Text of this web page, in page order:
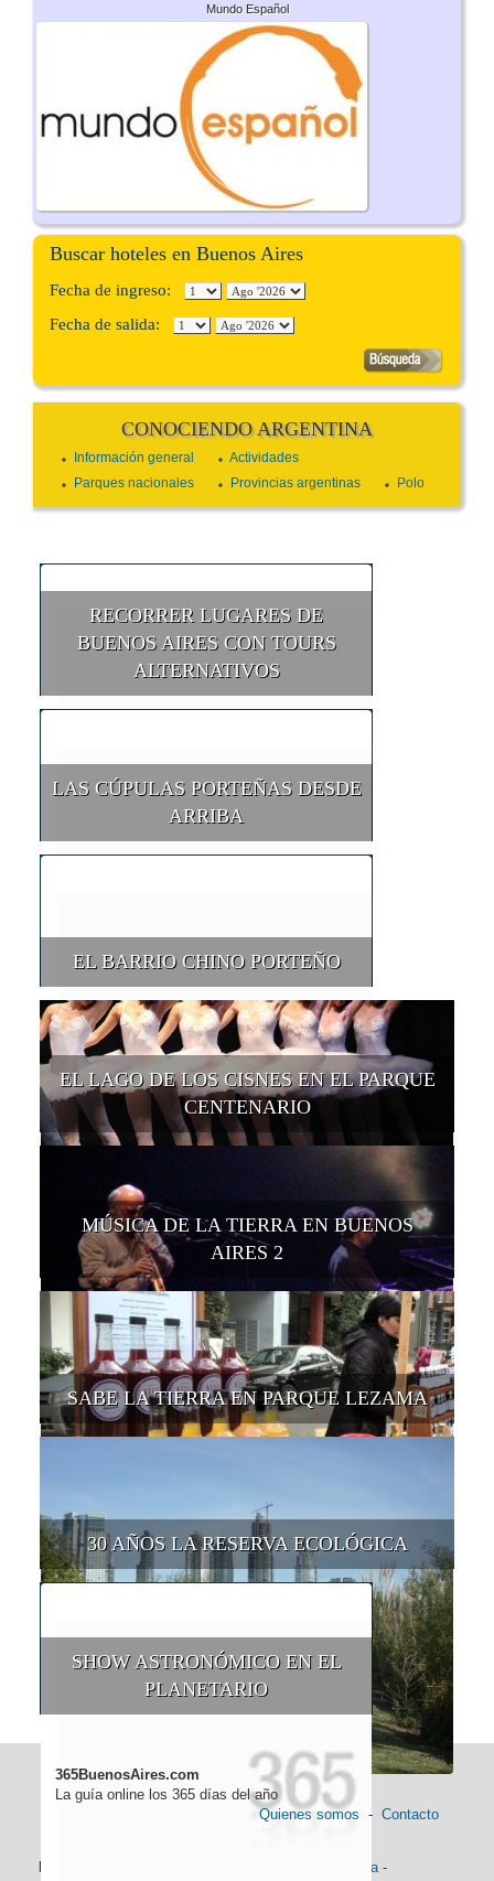
Mundo Español
Buscar hoteles en Buenos Aires
Fecha de ingreso:
Fecha de salida:
CONOCIENDO ARGENTINA
Información general
Actividades
Parques nacionales
Provincias argentinas Polo
RECORRER LUGARES DE
BUENOS AIRES CON TOURS
ALTERNATIVOS
LAS CÚPULAS PORTEÑAS DESDE
ARRIBA
EL BARRIO CHINO PORTEÑO
EL LAGO DE LOS CISNES EN EL PARQUE
CENTENARIO
MÚSICA DE LA TIERRA EN BUENOS
AIRES 2
SABE LA TIERRA EN PARQUE LEZAMA
30 AÑOS LA RESERVA ECOLÓGICA
SHOW ASTRONÓMICO EN EL
PLANETARIO
365BuenosAires.com
La guía online los 365 días del año
Quienes somos - Contacto
Historia -